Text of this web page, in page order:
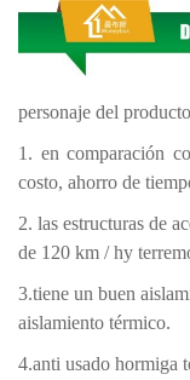
personaje del producto
1. en comparación
costo, ahorro de
2. las estructuras de
de 120 km / hy
3.tiene un buen
aislamiento térmico.
4.anti usado hormiga